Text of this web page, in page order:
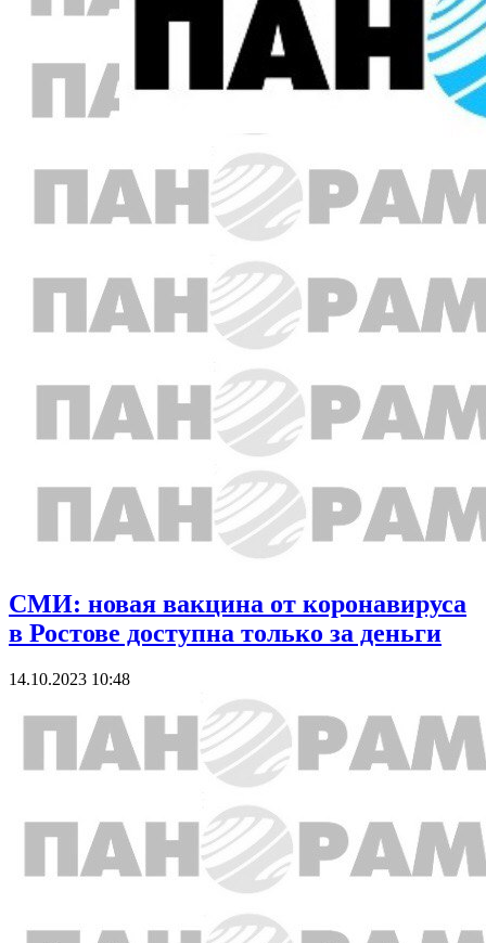
СМИ: новая вакцина от коронавируса
в Ростове доступна только за деньги
14.10.2023 10:48